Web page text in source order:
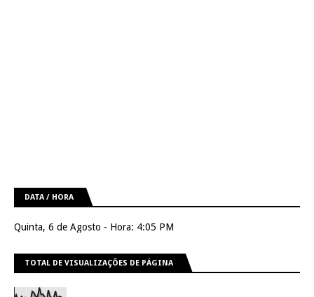
DATA / HORA
Quinta, 6 de Agosto - Hora: 4:05 PM
TOTAL DE VISUALIZAÇÕES DE PÁGINA